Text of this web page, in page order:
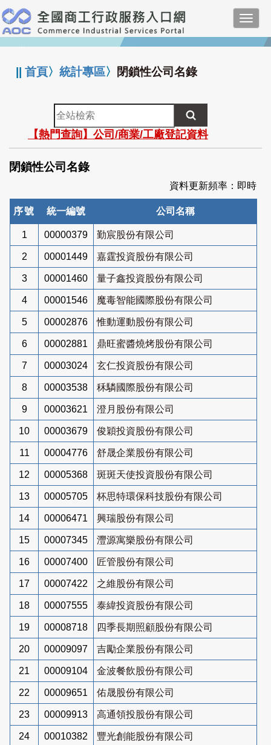
跳
到
主
要
:::
||首頁〉統計專區〉 閉鎖性公司名錄
全
站
檢
索
【熱門查詢】公司/商業/工廠登記資料
閉鎖性公司名錄
資料更新頻率：即時
序號 統一編號 公司名稱
1 00000379 勤宸股份有限公司
2 00001449 嘉霆投資股份有限公司
3 00001460 量子鑫投資股份有限公司
4 00001546 魔毒智能國際股份有限公司
5 00002876 惟動運動股份有限公司
6 00002881 鼎旺蜜醬燒烤股份有限公司
7 00003024 玄仁投資股份有限公司
8 00003538 秝驎國際股份有限公司
9 00003621 澄月股份有限公司
10 00003679 俊穎投資股份有限公司
11 00004776 舒晟企業股份有限公司
12 00005368 斑斑天使投資股份有限公司
13 00005705 杯思特環保科技股份有限公司
14 00006471 興瑞股份有限公司
15 00007345 灃源寓樂股份有限公司
16 00007400 匠管股份有限公司
17 00007422 之維股份有限公司
18 00007555 泰緯投資股份有限公司
19 00008718 四季長期照顧股份有限公司
20 00009097 吉勵企業股份有限公司
21 00009104 金波餐飲股份有限公司
22 00009651 佑晟股份有限公司
23 00009913 高通領投股份有限公司
24 00010382 豐光創能股份有限公司